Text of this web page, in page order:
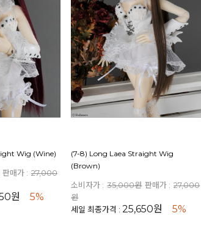
Wig (Wine)
판매가 : 27,000
원 5%
(7-8) Long Laea Straight Wig
(Brown)
소비자가 : 35,000원 판매가 : 27,000
원
세일 최종가격 :25,650원 5%